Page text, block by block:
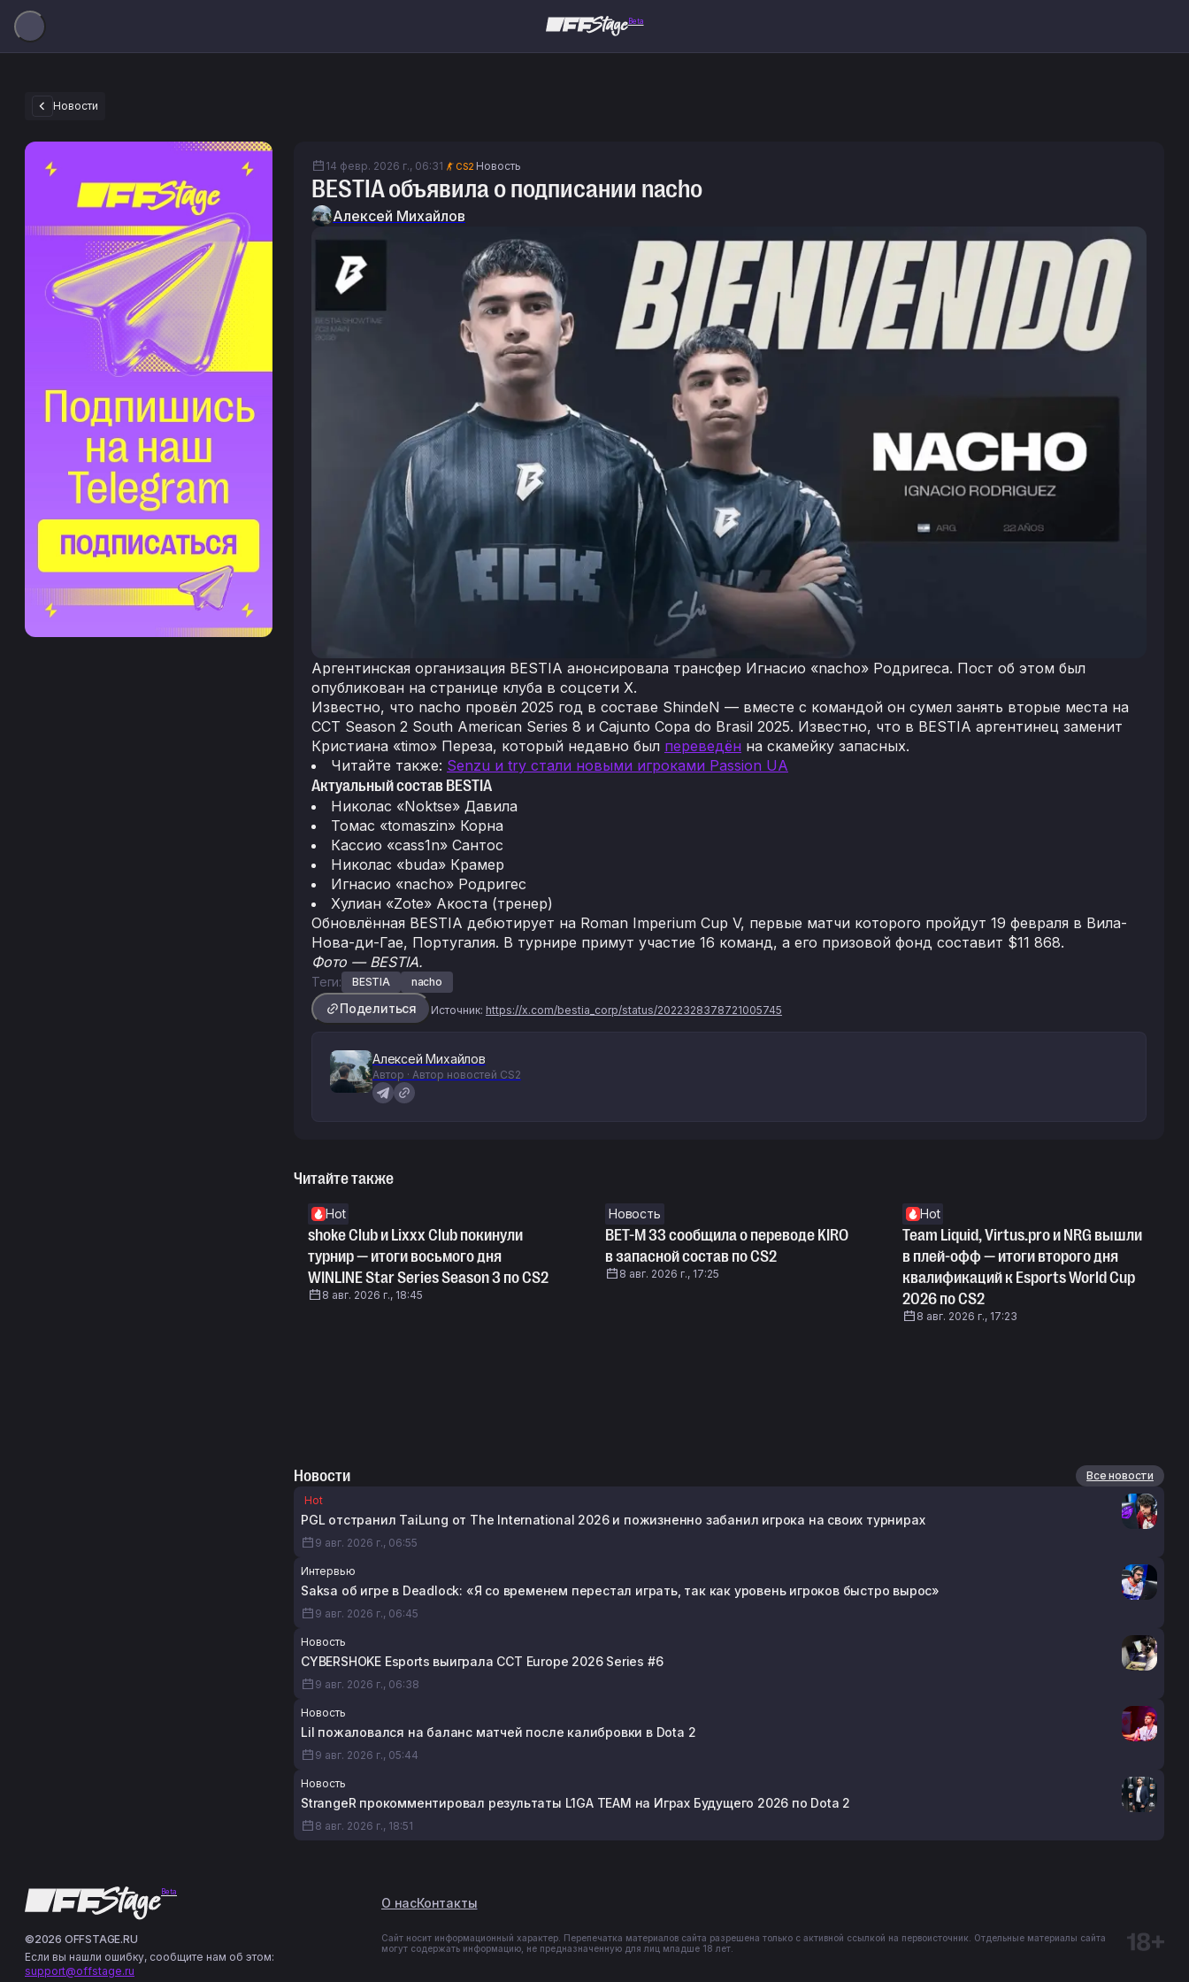
Beta
Новости
14 февр. 2026 г., 06:31 CS2 Новость
BESTIA объявила о подписании nacho
Алексей Михайлов
Аргентинская организация BESTIA анонсировала трансфер Игнасио «nacho» Родригеса. Пост об этом был
опубликован на странице клуба в соцсети Х.
Известно, что nacho провёл 2025 год в составе ShindeN — вместе с командой он сумел занять вторые места на
CCT Season 2 South American Series 8 и Cajunto Copa do Brasil 2025. Известно, что в BESTIA аргентинец заменит
Кристиана «timo» Переза, который недавно был переведён на скамейку запасных.
Читайте также: Senzu и try стали новыми игроками Passion UA
Актуальный состав BESTIA
Николас «Noktse» Давила
Томас «tomaszin» Корна
Кассио «cass1n» Сантос
Николас «buda» Крамер
Игнасио «nacho» Родригес
Хулиан «Zote» Акоста (тренер)
Обновлённая BESTIA дебютирует на Roman Imperium Cup V, первые матчи которого пройдут 19 февраля в Вила-
Нова-ди-Гае, Португалия. В турнире примут участие 16 команд, а его призовой фонд составит $11 868.
Фото — BESTIA.
Теги: BESTIA nacho
Поделиться Источник: https://x.com/bestia_corp/status/2022328378721005745
Алексей Михайлов
Автор · Автор новостей CS2
Читайте также
Hot
shoke Club и Lixxx Club покинули
турнир — итоги восьмого дня
WINLINE Star Series Season 3 по CS2
8 авг. 2026 г., 18:45
Новость
BET-M 33 сообщила о переводе KIRO
в запасной состав по CS2
8 авг. 2026 г., 17:25
Hot
Team Liquid, Virtus.pro и NRG вышли
в плей-офф — итоги второго дня
квалификаций к Esports World Cup
2026 по CS2
8 авг. 2026 г., 17:23
Новости
Все новости
Hot
PGL отстранил TaiLung от The International 2026 и пожизненно забанил игрока на своих турнирах
9 авг. 2026 г., 06:55
Интервью
Saksa об игре в Deadlock: «Я со временем перестал играть, так как уровень игроков быстро вырос»
9 авг. 2026 г., 06:45
Новость
CYBERSHOKE Esports выиграла CCT Europe 2026 Series #6
9 авг. 2026 г., 06:38
Новость
Lil пожаловался на баланс матчей после калибровки в Dota 2
9 авг. 2026 г., 05:44
Новость
StrangeR прокомментировал результаты L1GA TEAM на Играх Будущего 2026 по Dota 2
8 авг. 2026 г., 18:51
Beta
О насКонтакты
©2026 OFFSTAGE.RU
Если вы нашли ошибку, сообщите нам об этом:
support@offstage.ru
Сайт носит информационный характер. Перепечатка материалов сайта разрешена только с активной ссылкой на первоисточник. Отдельные материалы сайта
могут содержать информацию, не предназначенную для лиц младше 18 лет.